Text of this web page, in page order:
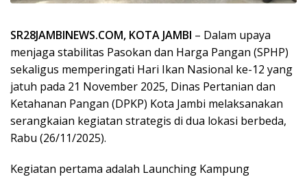
SR28JAMBINEWS.COM, KOTA JAMBI – Dalam upaya
menjaga stabilitas Pasokan dan Harga Pangan (SPHP)
sekaligus memperingati Hari Ikan Nasional ke-12 yang
jatuh pada 21 November 2025, Dinas Pertanian dan
Ketahanan Pangan (DPKP) Kota Jambi melaksanakan
serangkaian kegiatan strategis di dua lokasi berbeda,
Rabu (26/11/2025).
Kegiatan pertama adalah Launching Kampung